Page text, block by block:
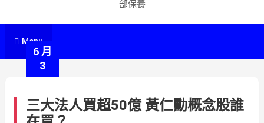
部保養
Menu
6 月
3
三大法人買超50億 黃仁勳概念股誰